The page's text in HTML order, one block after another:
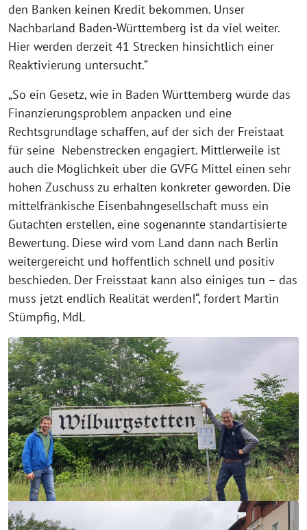
den Banken keinen Kredit bekommen. Unser
Nachbarland Baden-Württemberg ist da viel weiter.
Hier werden derzeit 41 Strecken hinsichtlich einer
Reaktivierung untersucht.“
„So ein Gesetz, wie in Baden Württemberg würde das
Finanzierungsproblem anpacken und eine
Rechtsgrundlage schaffen, auf der sich der Freistaat
für seine Nebenstrecken engagiert. Mittlerweile ist
auch die Möglichkeit über die GVFG Mittel einen sehr
hohen Zuschuss zu erhalten konkreter geworden. Die
mittelfränkische Eisenbahngesellschaft muss ein
Gutachten erstellen, eine sogenannte standartisierte
Bewertung. Diese wird vom Land dann nach Berlin
weitergereicht und hoffentlich schnell und positiv
beschieden. Der Freisstaat kann also einiges tun – das
muss jetzt endlich Realität werden!“, fordert Martin
Stümpfig, MdL